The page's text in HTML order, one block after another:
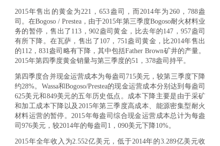
2015年售出的黄金为221，653盎司，而2014年为260，788盎
司。在Bogoso / Prestea，由于2015年第三季度Bogoso耐火材料业
务的暂停，售出了113，902盎司黄金，比去年的147，957盎司
有所下降。在瓦萨，售出了107，751盎司黄金，比2014年售出
的112，831盎司略有下降，其中包括Father Brown矿井的产量。
2015年第四季度黄金销量与第三季度的51，378盎司持平。
第四季度合并现金运营成本为每盎司715美元，较第三季度下降
约28%。Wassa和Bogoso/Prestea的现金运营成本分别达到每盎司
625美元和849美元的五年历史低点。成本下降主要是由于采矿
和加工成本下降以及2015年第三季度高成本、能源密集型耐火
材料运营的暂停。2015年每盎司综合现金运营成本总计为每盎
司976美元，较2014年的每盎司1，090美元下降10%。
2015年全年收入为2.552亿美元，低于2014年的3.289亿美元收